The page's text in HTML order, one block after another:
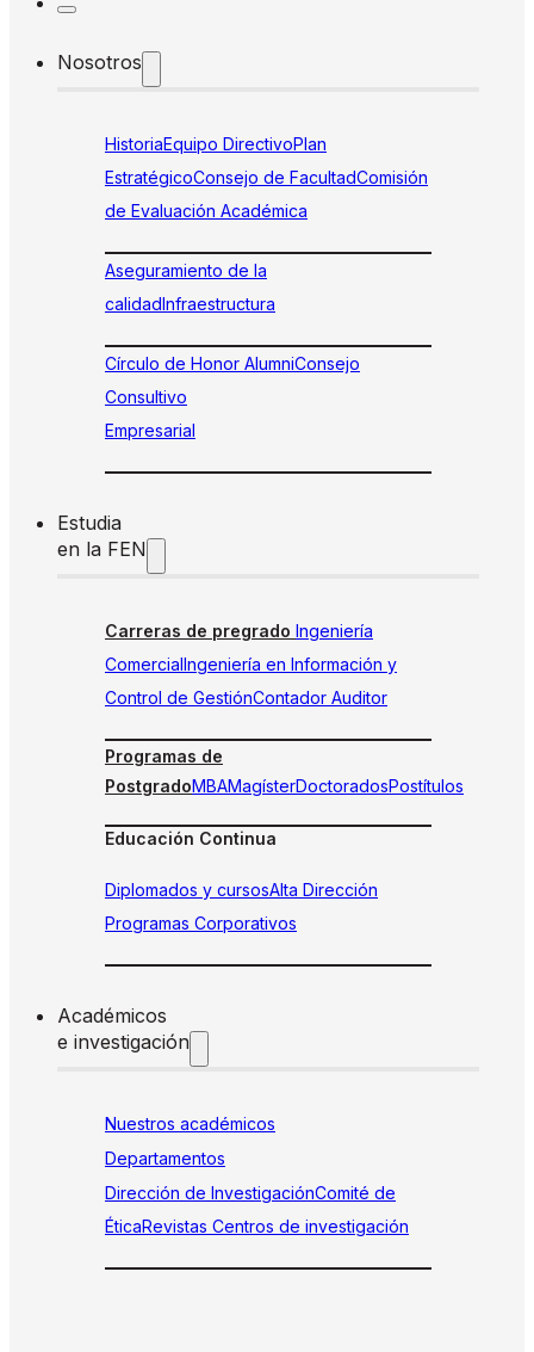
Nosotros
HistoriaEquipo DirectivoPlan
EstratégicoConsejo de FacultadComisión
de Evaluación Académica
Aseguramiento de la
calidadInfraestructura
Círculo de Honor AlumniConsejo
Consultivo
Empresarial
Estudia
en la FEN
Carreras de pregrado Ingeniería
ComercialIngeniería en Información y
Control de GestiónContador Auditor
Programas de
PostgradoMBAMagísterDoctoradosPostítulos
Educación Continua
Diplomados y cursosAlta Dirección
Programas Corporativos
Académicos
e investigación
Nuestros académicos
Departamentos
Dirección de InvestigaciónComité de
ÉticaRevistas Centros de investigación